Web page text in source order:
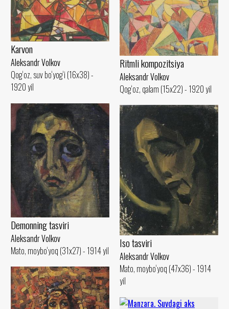
Ritmli kompozitsiya
Aleksandr Volkov
Qog‘oz, qalam (15x22) - 1920 yil
Karvon
Aleksandr Volkov
Qog‘oz, suv bo‘yog‘i (16x38) -
1920 yil
Demonning tasviri
Aleksandr Volkov
Mato, moybo‘yoq (31x27) - 1914 yil
Iso tasviri
Aleksandr Volkov
Mato, moybo‘yoq (47x36) - 1914
yil